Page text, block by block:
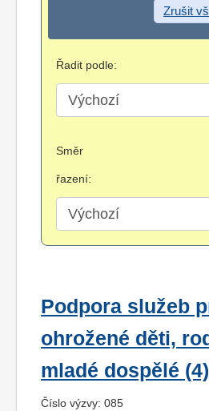
Zrušit
Řadit podle:
Směr
řazení:
Podpora služeb
ohrožené děti,
mladé dospělé (4)
Číslo výzvy: 085